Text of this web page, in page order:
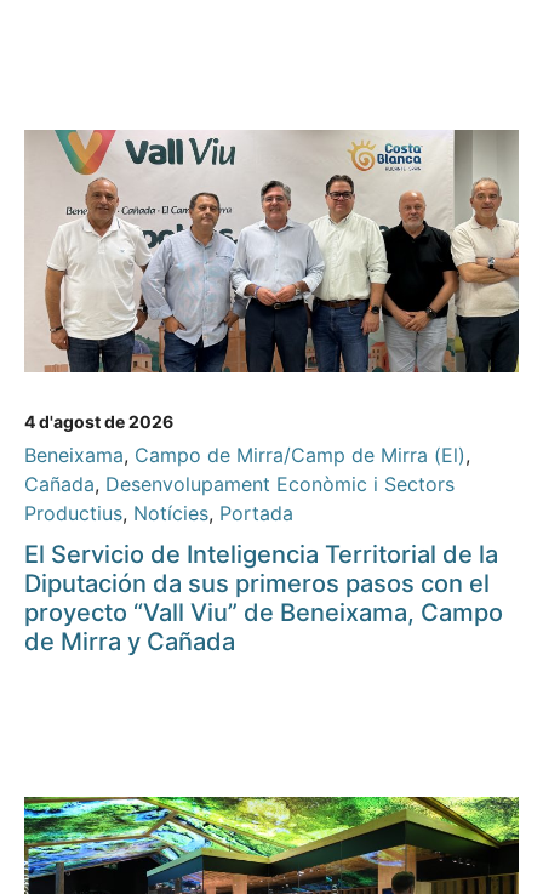
4 d'agost de 2026
Beneixama, Campo de Mirra/Camp de Mirra (El),
Cañada, Desenvolupament Econòmic i Sectors
Productius, Notícies, Portada
El Servicio de Inteligencia Territorial de la
Diputación da sus primeros pasos con el
proyecto “Vall Viu” de Beneixama, Campo
de Mirra y Cañada